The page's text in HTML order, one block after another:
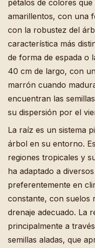
pétalos de colores
amarillentos, con una
con la robustez del
característica más
de forma de espada o
40 cm de largo, con
marrón cuando
encuentran las
su dispersión por el
La raíz es un sistema
árbol en su entorno.
regiones tropicales y
ha adaptado a
preferentemente en
constante, con suelos
drenaje adecuado. La
principalmente a
semillas aladas, que